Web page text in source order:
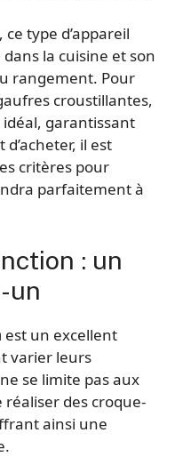
type d’appareil
la cuisine et son
rangement. Pour
croustillantes,
garantissant
il est
critères pour
parfaitement à
: un
un
est un excellent
varier leurs
se limite pas aux
des croque-
ainsi une